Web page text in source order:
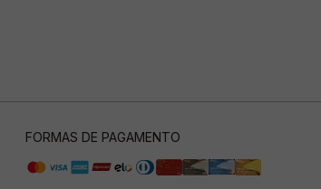
FORMAS DE PAGAMENTO